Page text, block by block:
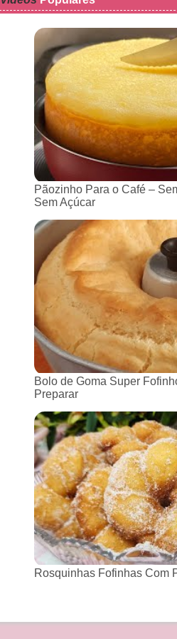
Pãozinho Para o Café –
Sem Açúcar
Bolo de Goma Super
Preparar
Rosquinhas Fofinhas Com